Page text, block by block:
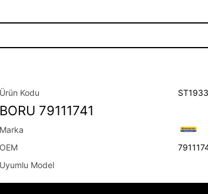
BORU 79111741